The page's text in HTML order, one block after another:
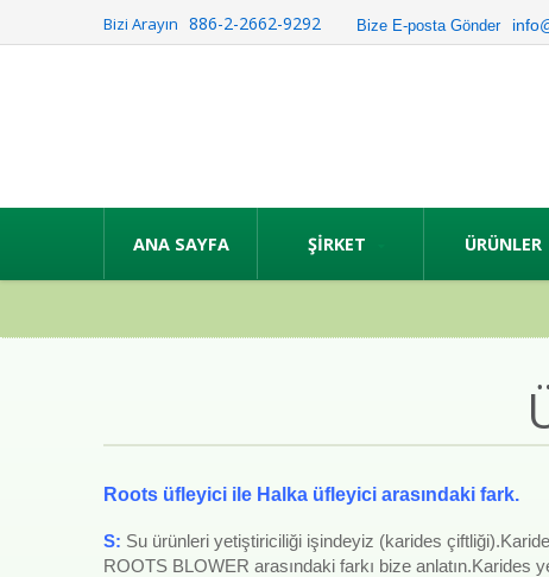
Bizi Arayın 886-2-2662-9292 Bize E-posta Gönder
ANA SAYFA ŞIRKET ÜRÜNLER
Roots üfleyici ile Halka üfleyici arasındaki fark.
S: Su ürünleri yetiştiriciliği işindeyiz (karides
ROOTS BLOWER arasındaki farkı bize anlatın.Karides